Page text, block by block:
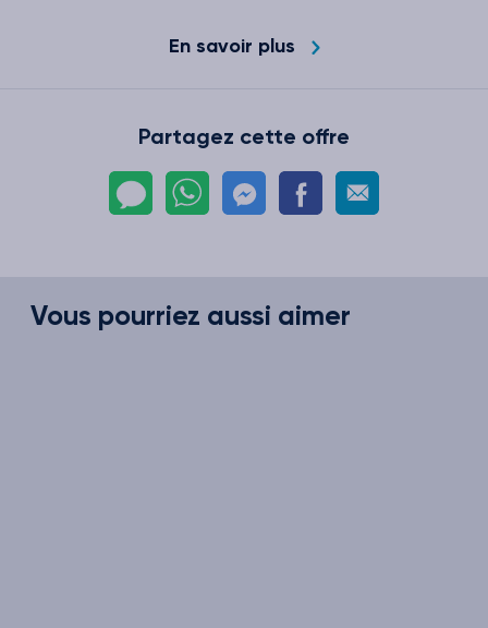
En savoir plus
Partagez cette offre
Vous pourriez aussi aimer